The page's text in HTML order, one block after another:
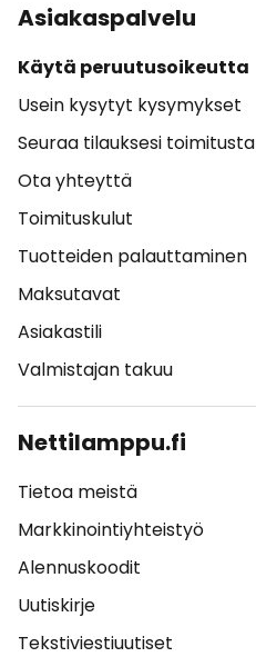
Asiakaspalvelu
Käytä peruutusoikeutta
Usein kysytyt kysymykset
Seuraa tilauksesi toimitusta
Ota yhteyttä
Toimituskulut
Tuotteiden palauttaminen
Maksutavat
Asiakastili
Valmistajan takuu
Nettilamppu.fi
Tietoa meistä
Markkinointiyhteistyö
Alennuskoodit
Uutiskirje
Tekstiviestiuutiset